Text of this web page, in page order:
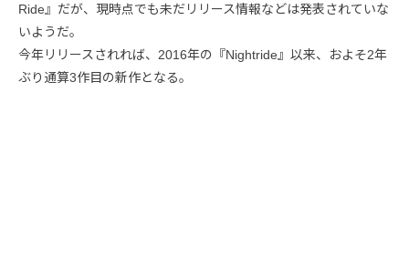
Ride』だが、現時点でも未だリリース情報などは発表されていな
いようだ。
今年リリースされれば、2016年の『Nightride』以来、およそ2年
ぶり通算3作目の新作となる。